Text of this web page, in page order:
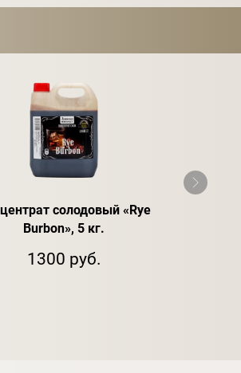
солодовый «Rye
Burbon», 5 кг.
1300 руб.